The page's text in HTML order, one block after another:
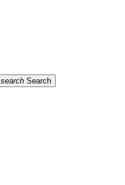
search Search